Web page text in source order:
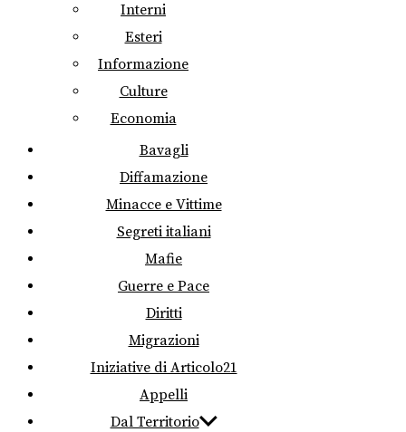
Interni
Esteri
Informazione
Culture
Economia
Bavagli
Diffamazione
Minacce e Vittime
Segreti italiani
Mafie
Guerre e Pace
Diritti
Migrazioni
Iniziative di Articolo21
Appelli
Dal Territorio